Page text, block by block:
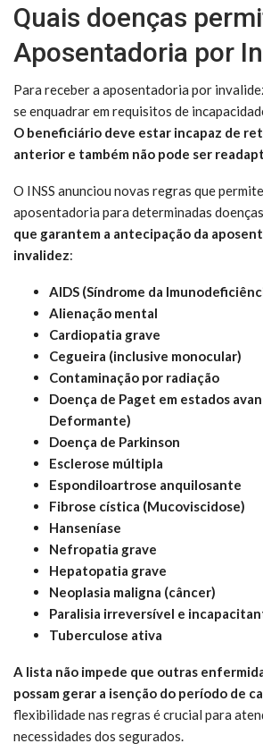
Quais doenças
Aposentadoria por
Para receber a aposentadoria por
se enquadrar em requisitos de
O beneficiário deve estar incapaz de
anterior e também não pode ser
O INSS anunciou novas regras que
aposentadoria para determinadas doenças.
que garantem a antecipação da
invalidez:
AIDS (Síndrome da
Alienação mental
Cardiopatia grave
Cegueira (inclusive monocular)
Contaminação por radiação
Doença de Paget em estados
Deformante)
Doença de Parkinson
Esclerose múltipla
Espondiloartrose anquilosante
Fibrose cística (Mucoviscidose)
Hanseníase
Nefropatia grave
Hepatopatia grave
Neoplasia maligna (câncer)
Paralisia irreversível e
Tuberculose ativa
A lista não impede que outras
possam gerar a isenção do período de
flexibilidade nas regras é crucial para
necessidades dos segurados.